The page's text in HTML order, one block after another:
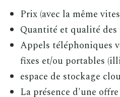
Prix (avec la même
Quantité et qualité des
Appels téléphoniques
fixes et/ou portables
espace de stockage
La présence d'une